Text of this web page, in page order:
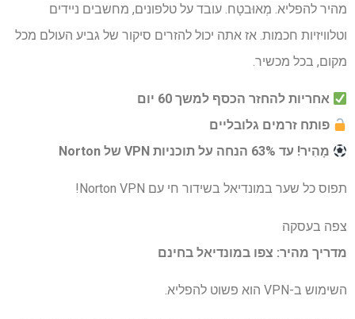
מהיר להפליא. מְאוּבטָח. עובד על טלפונים, מחשבים ניידים
וטלוויזיות חכמות. אז אתה יכול להזרים סיקור של גביע העולם מכל
מקום, בכל מכשיר.
אחריות להחזר הכסף למשך 60 יום
פותח זרמים גלובליים
מָהִיר! עד 63% הנחה על תוכניות VPN של Norton
תפוס כל שער במונדיאל בשידור חי עם Norton VPN!
צפה בעסקה
מדריך מהיר: צפו במונדיאל בחינם
השימוש ב-VPN הוא פשוט להפליא.